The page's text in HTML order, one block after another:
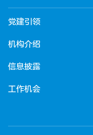
党建引领
机构介绍
信息披露
工作机会